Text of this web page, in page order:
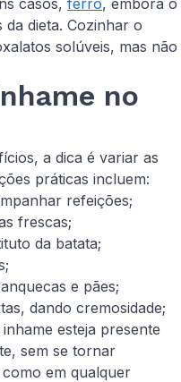
casos, ferro, embora o
dieta. Cozinhar o
solúveis, mas não
no
a dica é variar as
práticas incluem:
refeições;
frescas;
da batata;
e pães;
dando cremosidade;
esteja presente
sem se tornar
em qualquer